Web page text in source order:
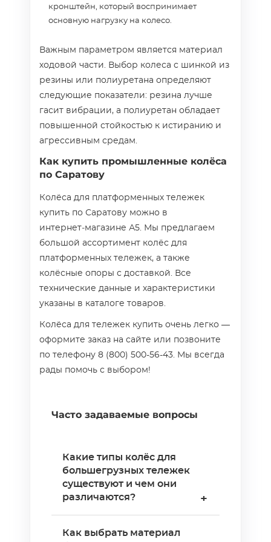
кронштейн, который воспринимает
основную нагрузку на колесо.
Важным параметром является материал
ходовой части. Выбор колеса с шинкой из
резины или полиуретана определяют
следующие показатели: резина лучше
гасит вибрации, а полиуретан обладает
повышенной стойкостью к истиранию и
агрессивным средам.
Как купить промышленные колёса
по Саратову
Колёса для платформенных тележек
купить по Саратову можно в
интернет‑магазине А5. Мы предлагаем
большой ассортимент колёс для
платформенных тележек, а также
колёсные опоры с доставкой. Все
технические данные и характеристики
указаны в каталоге товаров.
Колёса для тележек купить очень легко —
оформите заказ на сайте или позвоните
по телефону 8 (800) 500-56-43. Мы всегда
рады помочь с выбором!
Часто задаваемые вопросы
Какие типы колёс для
большегрузных тележек
существуют и чем они
различаются?
+
тележек выпускают четыре
Как выбрать материал